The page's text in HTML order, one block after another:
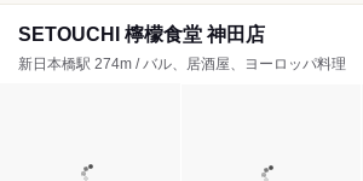
SETOUCHI 檸檬食堂 神田店
新日本橋駅 274m / バル、居酒屋、ヨーロッパ料理